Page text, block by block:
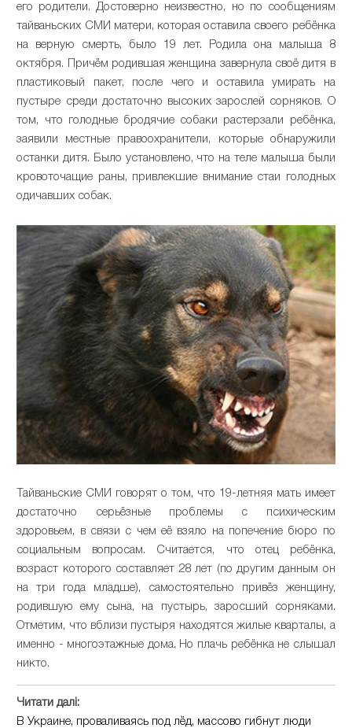
его родители. Достоверно неизвестно, но по сообщениям
тайваньских СМИ матери, которая оставила своего ребёнка
на верную смерть, было 19 лет. Родила она малыша 8
октября. Причём родившая женщина завернула своё дитя в
пластиковый пакет, после чего и оставила умирать на
пустыре среди достаточно высоких зарослей сорняков. О
том, что голодные бродячие собаки растерзали ребёнка,
заявили местные правоохранители, которые обнаружили
останки дитя. Было установлено, что на теле малыша были
кровоточащие раны, привлекшие внимание стаи голодных
одичавших собак.
Тайваньские СМИ говорят о том, что 19-летняя мать имеет
достаточно серьёзные проблемы с психическим
здоровьем, в связи с чем её взяло на попечение бюро по
социальным вопросам. Считается, что отец ребёнка,
возраст которого составляет 28 лет (по другим данным он
на три года младше), самостоятельно привёз женщину,
родившую ему сына, на пустырь, заросший сорняками.
Отметим, что вблизи пустыря находятся жилые кварталы, а
именно - многоэтажные дома. Но плачь ребёнка не слышал
никто.
Читати далі:
В Украине, проваливаясь под лёд, массово гибнут люди